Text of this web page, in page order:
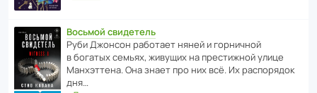
Восьмой свидетель
Руби Джонсон рабо­тает няней и горни­чной
в богатых семьях, живущих на прес­ти­жной улице
Манх­эт­тена. Она знает про них всё. Их распо­рядок
дня…